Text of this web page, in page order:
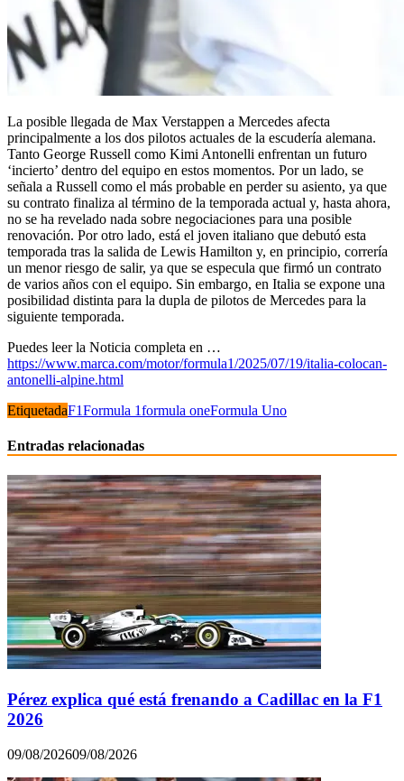
La posible llegada de Max Verstappen a Mercedes afecta
principalmente a los dos pilotos actuales de la escudería alemana.
Tanto George Russell como Kimi Antonelli enfrentan un futuro
‘incierto’ dentro del equipo en estos momentos. Por un lado, se
señala a Russell como el más probable en perder su asiento, ya que
su contrato finaliza al término de la temporada actual y, hasta ahora,
no se ha revelado nada sobre negociaciones para una posible
renovación. Por otro lado, está el joven italiano que debutó esta
temporada tras la salida de Lewis Hamilton y, en principio, correría
un menor riesgo de salir, ya que se especula que firmó un contrato
de varios años con el equipo. Sin embargo, en Italia se expone una
posibilidad distinta para la dupla de pilotos de Mercedes para la
siguiente temporada.
Puedes leer la Noticia completa en …
https://www.marca.com/motor/formula1/2025/07/19/italia-colocan-
antonelli-alpine.html
EtiquetadaF1Formula 1formula oneFormula Uno
Entradas relacionadas
Pérez explica qué está frenando a Cadillac en la F1
2026
09/08/202609/08/2026